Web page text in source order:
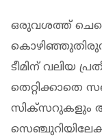
ഒരുവശത്ത്
ടീമിന് വലിയ
തെറ്റിക്കാതെ
സിക്സറുകളും